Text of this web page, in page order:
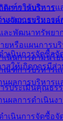
ณฑ์การบริหาร
นผลการบริหาร
ำเนินการจัดซื้อจั
าสให้เกิดการมีส่
รประเมินคุณธร
นผลการดำเนินง
ติการให้บริการ
างวัฒนธรรมองค์
ละพัฒนาทรัพยา
ยหรือแผนการบ
เนินการตามนโ
ณฑ์การบริหาร
นผลการบริหาร
ำเนินการจัดซื้อจั